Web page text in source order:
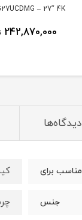
– 27″ 4K
242,870,000
دیدگاه‌ها
مناسب برای
جنس